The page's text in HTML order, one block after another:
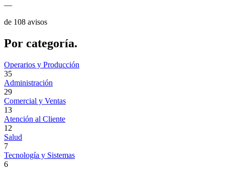
—
de 108 avisos
Por categoría.
Operarios y Producción
35
Administración
29
Comercial y Ventas
13
Atención al Cliente
12
Salud
7
Tecnología y Sistemas
6